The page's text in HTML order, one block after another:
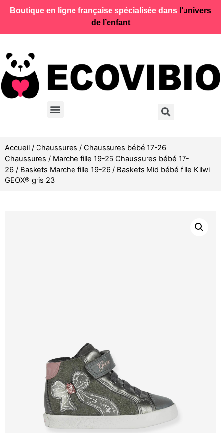
Boutique en ligne française spécialisée dans l’univers
de l’enfant
Accueil / Chaussures / Chaussures bébé 17-26
Chaussures / Marche fille 19-26 Chaussures bébé 17-
26 / Baskets Marche fille 19-26 / Baskets Mid bébé fille Kilwi
GEOX® gris 23